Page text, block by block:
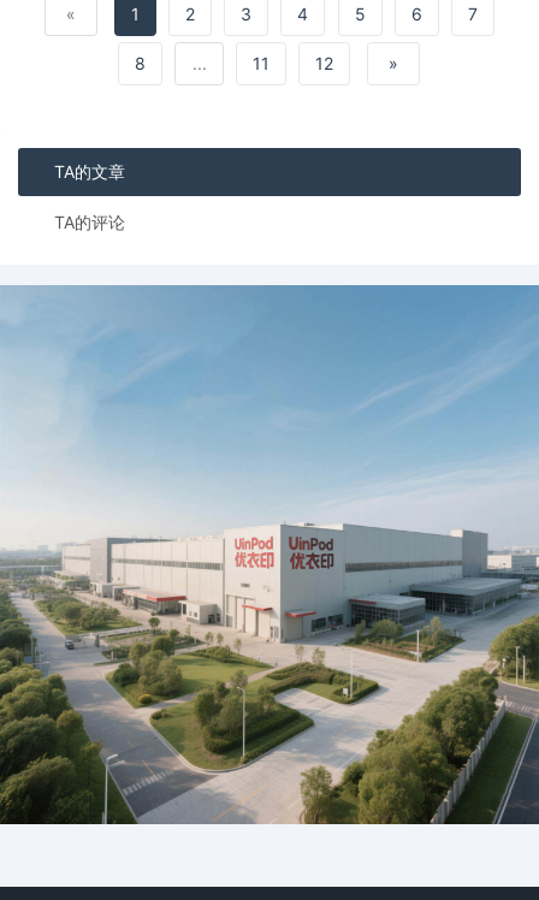
AWS在中国大陆部分区域服务长时间无法使
用。亚马逊随后回应称，这一事故是由于“用户
操作失误”所引起，具体为权限配置不当，并非
AI工具本身出
« 1 2 3 4 5 6 7
8 ... 11 12 »
TA的文章
TA的评论